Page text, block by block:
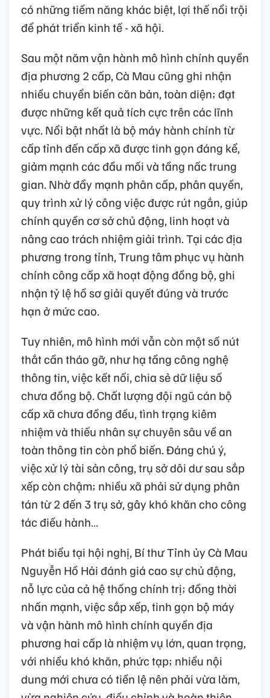
có những tiềm năng khác biệt, lợi thế nổi trội
để phát triển kinh tế - xã hội.
Sau một năm vận hành mô hình chính quyền
địa phương 2 cấp, Cà Mau cũng ghi nhận
nhiều chuyển biến căn bản, toàn diện; đạt
được những kết quả tích cực trên các lĩnh
vực. Nổi bật nhất là bộ máy hành chính từ
cấp tỉnh đến cấp xã được tinh gọn đáng kể,
giảm mạnh các đầu mối và tầng nấc trung
gian. Nhờ đẩy mạnh phân cấp, phân quyền,
quy trình xử lý công việc được rút ngắn, giúp
chính quyền cơ sở chủ động, linh hoạt và
nâng cao trách nhiệm giải trình. Tại các địa
phương trong tỉnh, Trung tâm phục vụ hành
chính công cấp xã hoạt động đồng bộ, ghi
nhận tỷ lệ hồ sơ giải quyết đúng và trước
hạn ở mức cao.
Tuy nhiên, mô hình mới vẫn còn một số nút
thắt cần tháo gỡ, như hạ tầng công nghệ
thông tin, việc kết nối, chia sẻ dữ liệu số
chưa đồng bộ. Chất lượng đội ngũ cán bộ
cấp xã chưa đồng đều, tình trạng kiêm
nhiệm và thiếu nhân sự chuyên sâu về an
toàn thông tin còn phổ biến. Đáng chú ý,
việc xử lý tài sản công, trụ sở dôi dư sau sắp
xếp còn chậm; nhiều xã phải sử dụng phân
tán từ 2 đến 3 trụ sở, gây khó khăn cho công
tác điều hành…
Phát biểu tại hội nghị, Bí thư Tỉnh ủy Cà Mau
Nguyễn Hồ Hải đánh giá cao sự chủ động,
nỗ lực của cả hệ thống chính trị; đồng thời
nhấn mạnh, việc sắp xếp, tinh gọn bộ máy
và vận hành mô hình chính quyền địa
phương hai cấp là nhiệm vụ lớn, quan trọng,
với nhiều khó khăn, phức tạp; nhiều nội
dung mới chưa có tiền lệ nên phải vừa làm,